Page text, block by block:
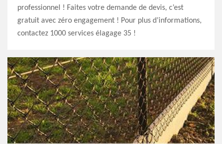
professionnel ! Faites votre demande de devis, c’est
gratuit avec zéro engagement ! Pour plus d’informations,
contactez 1000 services élagage 35 !